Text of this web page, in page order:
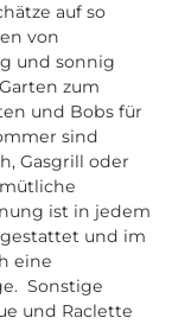
auf so
von
und sonnig
zum
und Bobs für
sind
Gasgrill oder
ist in jedem
und im
eine
Sonstige
und Raclette